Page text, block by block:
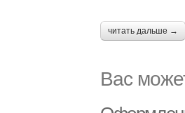
читать дальше →
Вас